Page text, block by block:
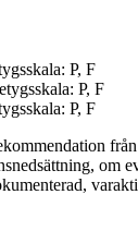
P, F
P, F
P, F
om